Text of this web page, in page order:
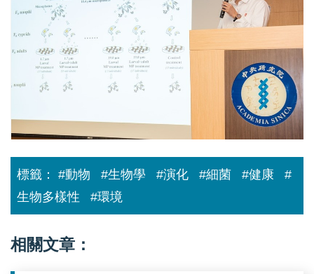
塑
影
響
帶
物
衍
標籤： #動物 #生物學 #演化 #細菌 #健康
#
生物多樣性
#環境
相關文章：